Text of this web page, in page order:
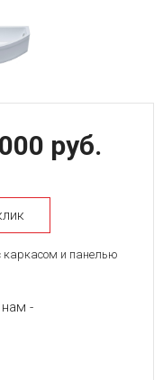
руб.
и панелью
-